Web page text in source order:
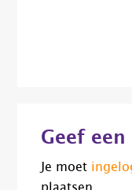
Geef
Je moet
plaatsen.